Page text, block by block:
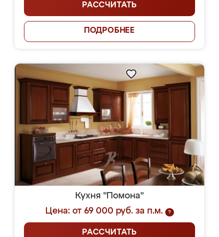
РАССЧИТАТЬ
ПОДРОБНЕЕ
Кухня "Помона"
Цена: от 69 000 руб. за п.м.
?
РАССЧИТАТЬ